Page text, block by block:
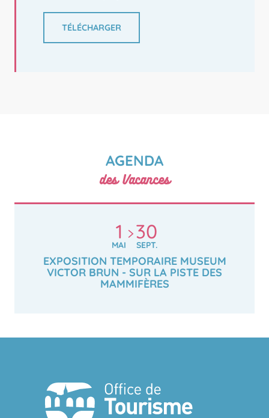
TÉLÉCHARGER
AGENDA
des Vacances
1
MAI
30
SEPT.
EXPOSITION TEMPORAIRE MUSEUM
VICTOR BRUN - SUR LA PISTE DES
MAMMIFÈRES